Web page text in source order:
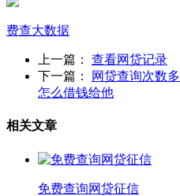
费查大数据
上一篇：
查看网贷记录
下一篇：
网贷查询次数多
怎么借钱给他
相关文章
免费查询网贷征信